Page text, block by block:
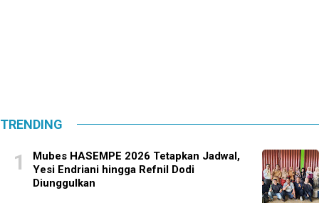
TRENDING
Mubes HASEMPE 2026 Tetapkan Jadwal,
Yesi Endriani hingga Refnil Dodi
Diunggulkan